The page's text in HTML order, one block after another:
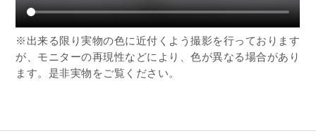
※出来る限り実物の色に近付くよう撮影を行っております
が、モニターの再現性などにより、色が異なる場合があり
ます。是非実物をご覧ください。